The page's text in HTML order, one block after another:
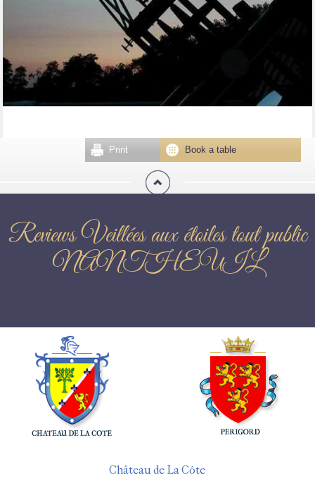
Book a table
Print
Reviews Veillées aux étoiles tout public
NANTHEUIL
Château de La Côte